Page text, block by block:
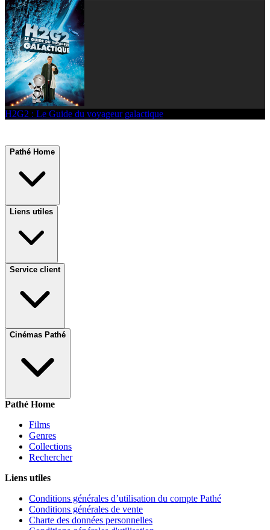
H2G2 : Le Guide du voyageur galactique
Pathé Home
Liens utiles
Service client
Cinémas Pathé
Pathé Home
Films
Genres
Collections
Rechercher
Liens utiles
Conditions générales d’utilisation du compte Pathé
Conditions générales de vente
Charte des données personnelles